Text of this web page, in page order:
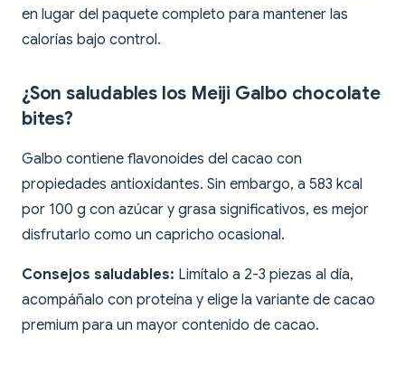
en lugar del paquete completo para mantener las
calorías bajo control.
¿Son saludables los Meiji Galbo chocolate
bites?
Galbo contiene flavonoides del cacao con
propiedades antioxidantes. Sin embargo, a 583 kcal
por 100 g con azúcar y grasa significativos, es mejor
disfrutarlo como un capricho ocasional.
Consejos saludables: Limítalo a 2-3 piezas al día,
acompáñalo con proteína y elige la variante de cacao
premium para un mayor contenido de cacao.